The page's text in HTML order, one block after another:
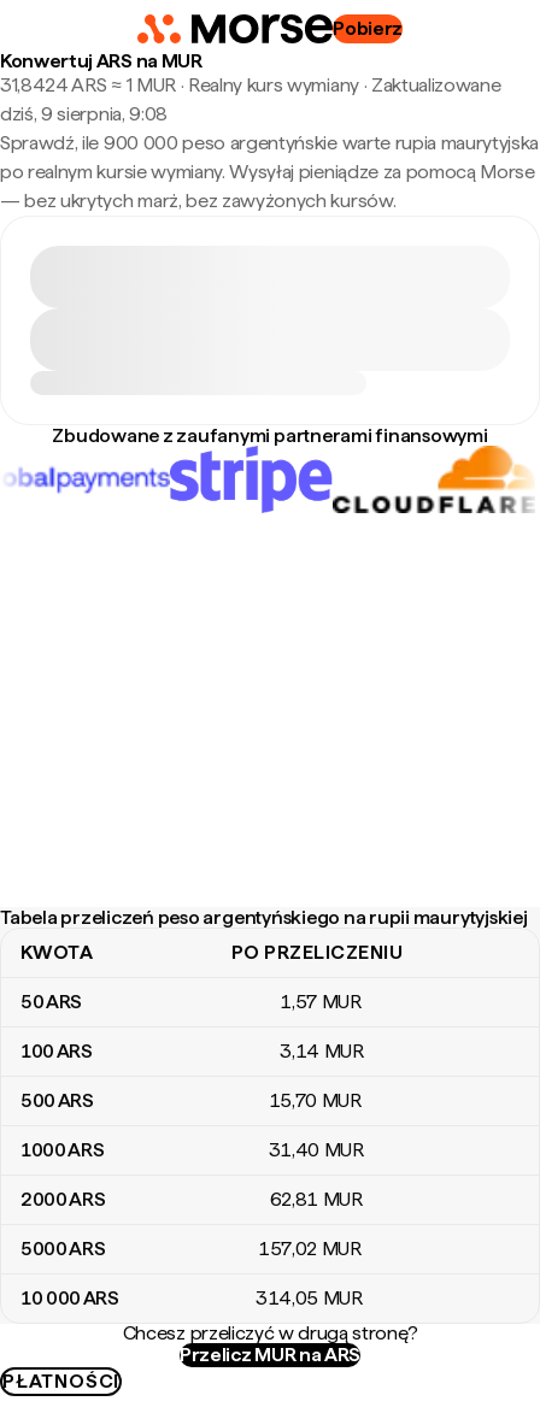
Pobierz
Konwertuj ARS na MUR
31,8424 ARS ≈ 1 MUR · Realny kurs wymiany· Zaktualizowane
dziś, 9 sierpnia, 9:08
Sprawdź, ile 900 000 peso argentyńskie warte rupia maurytyjska
po realnym kursie wymiany. Wysyłaj pieniądze za pomocą Morse
— bez ukrytych marż, bez zawyżonych kursów.
Zbudowane z zaufanymi partnerami finansowymi
Tabela przeliczeń peso argentyńskiego na rupii maurytyjskiej
Tabela przeliczeń peso argentyńskiego na rupii maurytyjskiej
KWOTA PO PRZELICZENIU
50ARS 1,57 MUR
100ARS 3,14 MUR
500ARS 15,70 MUR
1000ARS 31,40 MUR
2000ARS 62,81 MUR
5000ARS 157,02 MUR
10 000ARS 314,05 MUR
Chcesz przeliczyć w drugą stronę?
Przelicz MUR na ARS
PŁATNOŚCI